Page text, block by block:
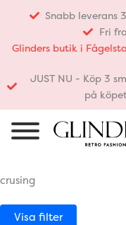
innehåll
Snabb leverans
Fri
Glinders butik i
JUST NU - Köp 3
på
crusing
Visa filter